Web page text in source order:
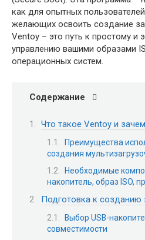
как для опытных
желающих освоить создание
Ventoy – это путь к простому и
управлению вашими образами
операционных систем.
Содержание
Что такое Ventoy и
Преимущества
создания
Необходимые
накопитель, образ ISO,
Подготовка к созданию
Выбор USB-
совместимости